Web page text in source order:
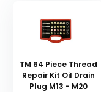
TM 64 Piece Thread
Repair Kit Oil Drain
Plug M13 - M20